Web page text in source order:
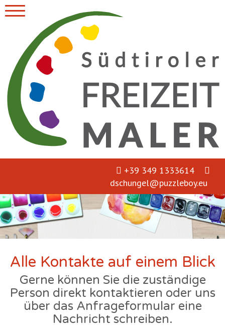
+39 349 1333614
dschungel@puzzleboy.eu
Alle Kontakte auf einem Blick
Gerne können Sie die zuständige
Person direkt kontaktieren oder uns
über das Anfrageformular eine
Nachricht schreiben.